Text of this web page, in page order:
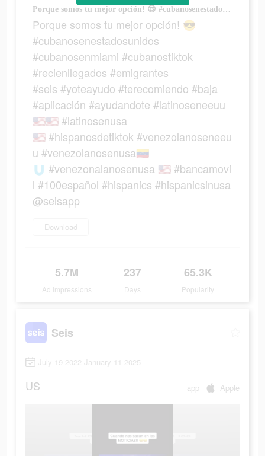
Porque somos tu mejor opción! 😎 #cubanosenestadosunidos #cubanosenmiami #cubanostiktok #recienllegados #emigrantes #seis #yoteayudo #terecomiendo #baja #aplicación #ayudandote #latinoseneeuu🇺🇸🇺🇸 #latinosenusa🇺🇸 #hispanosdetiktok #venezolanoseneeuu #venezolanosenusa🇻🇪🇺 #venezonalanosenusa 🇺🇸 #bancamovil #100español #hispanics #hispanicsinusa @seisapp
Porque somos tu mejor opción! 😎
#cubanosenestadosunidos
#cubanosenmiami #cubanostiktok
#recienllegados #emigrantes
#seis #yoteayudo #terecomiendo #baja
#aplicación #ayudandote #latinoseneeuu
🇺🇸🇺🇸 #latinosenusa
🇺🇸 #hispanosdetiktok #venezolanoseneeu
u #venezolanosenusa🇻🇪
🇺 #venezonalanosenusa 🇺🇸 #bancamovi
l #100español #hispanics #hispanicsinusa
@seisapp
Download
5.7M
Ad Impressions
237
Days
65.3K
Popularity
Seis
July 19 2022-January 11 2025
US app Apple